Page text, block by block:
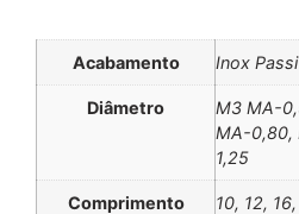
Acabamento Inox
Diâmetro
M3 MA-
MA-0,80,
1,25
Comprimento
10, 12,